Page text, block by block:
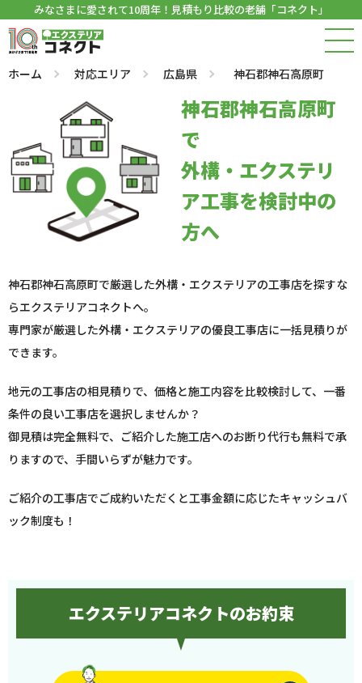
みなさまに愛されて10周年！見積もり比較の老舗「コネクト」
ホーム 対応エリア 広島県 神石郡神石高原町
神石郡神石高原町
で
外構・エクステリ
ア工事を検討中の
方へ
神石郡神石高原町で厳選した外構・エクステリアの工事店を探すな
らエクステリアコネクトへ。
専門家が厳選した外構・エクステリアの優良工事店に一括見積りが
できます。
地元の工事店の相見積りで、価格と施工内容を比較検討して、一番
条件の良い工事店を選択しませんか？
御見積は完全無料で、ご紹介した施工店へのお断り代行も無料で承
りますので、手間いらずが魅力です。
ご紹介の工事店でご成約いただくと工事金額に応じたキャッシュバ
ック制度も！
エクステリアコネクトのお約束